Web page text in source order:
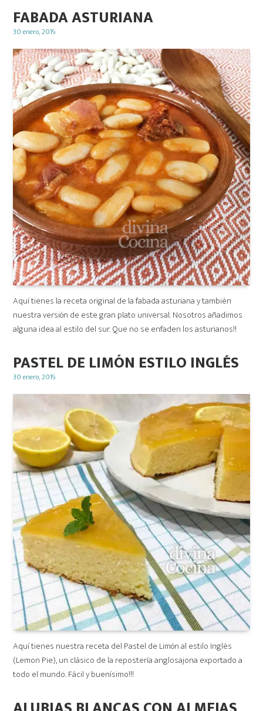
FABADA ASTURIANA
Posted
30 enero, 2019
Aquí tienes la receta original de la fabada asturiana y también
nuestra versión de este gran plato universal. Nosotros añadimos
alguna idea al estilo del sur. Que no se enfaden los asturianos!!
PASTEL DE LIMÓN ESTILO INGLÉS
Posted
30 enero, 2019
Aquí tienes nuestra receta del Pastel de Limón al estilo Inglés
(Lemon Pie), un clásico de la repostería anglosajona exportado a
todo el mundo. Fácil y buenísimo!!!